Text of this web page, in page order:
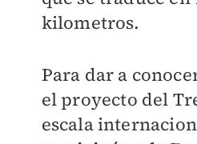
kilometros.
Para dar a
el proyecto del
escala